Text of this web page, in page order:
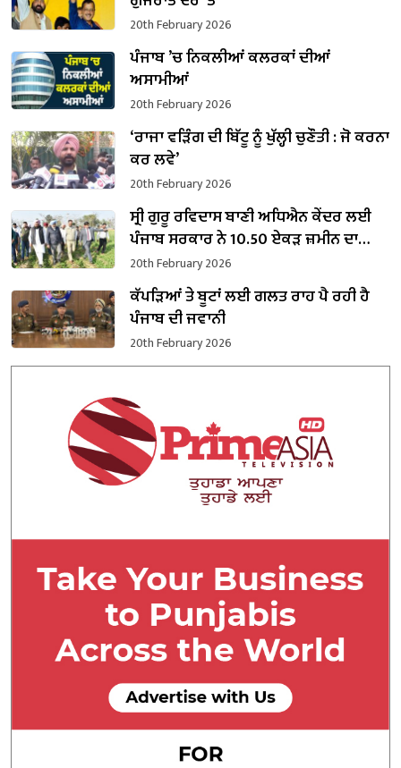
20th February 2026
ਪੰਜਾਬ ’ਚ ਨਿਕਲੀਆਂ ਕਲਰਕਾਂ ਦੀਆਂ
ਅਸਾਮੀਆਂ
20th February 2026
‘ਰਾਜਾ ਵੜਿੰਗ ਦੀ ਬਿੱਟੂ ਨੂੰ ਖੁੱਲ੍ਹੀ ਚੁਣੌਤੀ : ਜੋ ਕਰਨਾ
ਕਰ ਲਵੇ’
20th February 2026
ਸ੍ਰੀ ਗੁਰੂ ਰਵਿਦਾਸ ਬਾਣੀ ਅਧਿਐਨ ਕੇਂਦਰ ਲਈ
ਪੰਜਾਬ ਸਰਕਾਰ ਨੇ 10.50 ਏਕੜ ਜ਼ਮੀਨ ਦਾ
ਕਬਜ਼ਾ ਲਿਆ
20th February 2026
ਕੱਪੜਿਆਂ ਤੇ ਬੂਟਾਂ ਲਈ ਗਲਤ ਰਾਹ ਪੈ ਰਹੀ ਹੈ
ਪੰਜਾਬ ਦੀ ਜਵਾਨੀ
20th February 2026